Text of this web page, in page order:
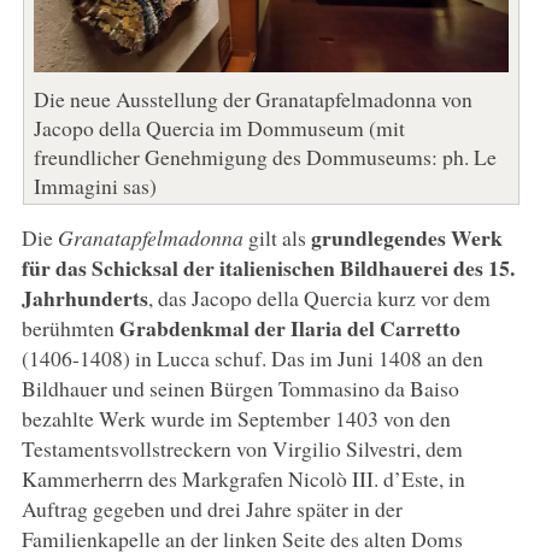
Die neue Ausstellung der Granatapfelmadonna von
Jacopo della Quercia im Dommuseum (mit
freundlicher Genehmigung des Dommuseums: ph. Le
Immagini sas)
Die Granatapfelmadonna gilt als grundlegendes Werk
für das Schicksal der italienischen Bildhauerei des 15.
Jahrhunderts, das Jacopo della Quercia kurz vor dem
berühmten Grabdenkmal der Ilaria del Carretto
(1406-1408) in Lucca schuf. Das im Juni 1408 an den
Bildhauer und seinen Bürgen Tommasino da Baiso
bezahlte Werk wurde im September 1403 von den
Testamentsvollstreckern von Virgilio Silvestri, dem
Kammerherrn des Markgrafen Nicolò III. d’Este, in
Auftrag gegeben und drei Jahre später in der
Familienkapelle an der linken Seite des alten Doms